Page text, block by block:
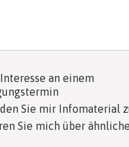
an einem
Sie mir Infomaterial
Sie mich über ähnliche